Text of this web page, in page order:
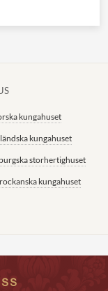
kungahuset
kungahuset
storhertighuset
kungahuset